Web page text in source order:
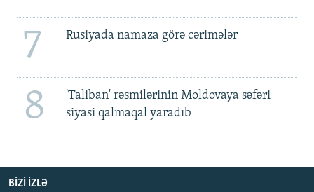
7 Rusiyada namaza görə cərimələr
8
'Taliban' rəsmilərinin Moldovaya səfəri
siyasi qalmaqal yaradıb
BIZI IZLƏ